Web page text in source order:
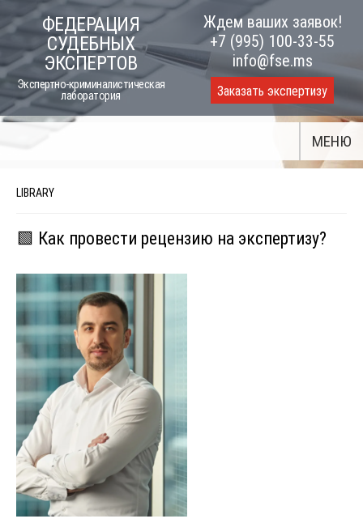
to
content
ФЕДЕРАЦИЯ
СУДЕБНЫХ
ЭКСПЕРТОВ
Экспертно-криминалистическая
лаборатория
Ждем ваших заявок!
+7 (995) 100-33-55
info@fse.ms
Заказать экспертизу
МЕНЮ
LIBRARY
🟩 Как провести рецензию на экспертизу?